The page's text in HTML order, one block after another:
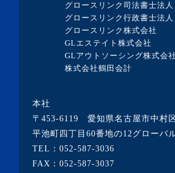
・2023年7月(9記事)
・2023年6月(1記事)
・2023年5月(3記事)
・2023年4月(4記事)
・2023年2月(2記事)
・2023年1月(1記事)
・2022年12月(2記事)
グロースリンク司法書士法人
グロースリンク行政書士法人
グロースリンク株式会社
GLエステイト株式会社
GLアウトソーシング株式会社
株式会社鶴田会計
本社
〒453-6119 愛知県名古屋市中村
平池町四丁目60番地の12グローバ
TEL： 052-587-3036
FAX：052-587-3037